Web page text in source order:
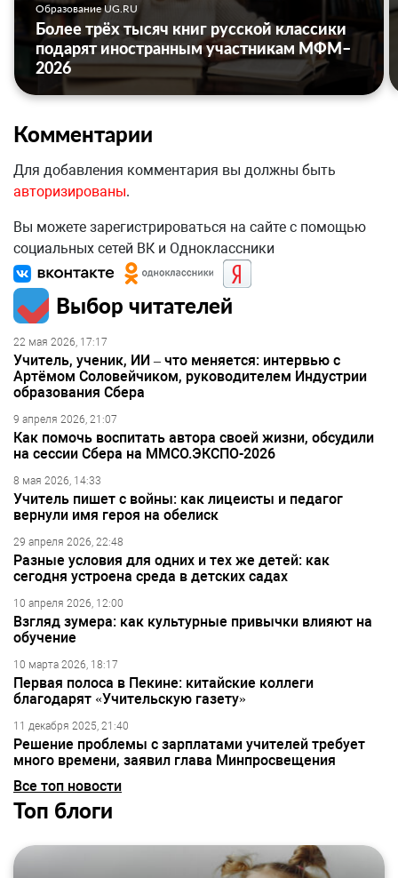
Образование UG.RU
Более трёх тысяч книг русской классики
подарят иностранным участникам МФМ–
2026
Комментарии
Для добавления комментария вы должны быть
авторизированы.
Вы можете зарегистрироваться на сайте с помощью
социальных сетей ВК и Одноклассники
Выбор читателей
22 мая 2026, 17:17
Учитель, ученик, ИИ – что меняется: интервью с
Артёмом Соловейчиком, руководителем Индустрии
образования Сбера
9 апреля 2026, 21:07
Как помочь воспитать автора своей жизни, обсудили
на сессии Сбера на ММСО.ЭКСПО-2026
8 мая 2026, 14:33
Учитель пишет с войны: как лицеисты и педагог
вернули имя героя на обелиск
29 апреля 2026, 22:48
Разные условия для одних и тех же детей: как
сегодня устроена среда в детских садах
10 апреля 2026, 12:00
Взгляд зумера: как культурные привычки влияют на
обучение
10 марта 2026, 18:17
Первая полоса в Пекине: китайские коллеги
благодарят «Учительскую газету»
11 декабря 2025, 21:40
Решение проблемы с зарплатами учителей требует
много времени, заявил глава Минпросвещения
Все топ новости
Топ блоги